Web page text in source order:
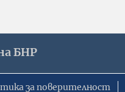
БНР
за поверителност